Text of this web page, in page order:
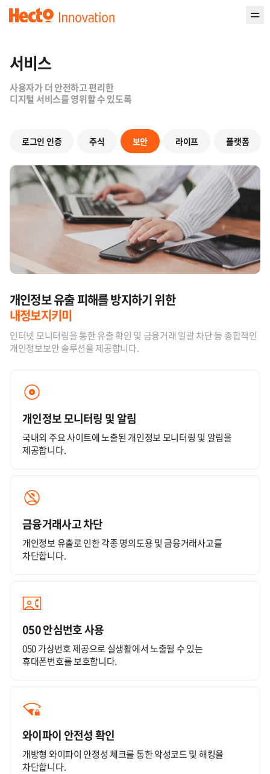
서비스
사용자가 더 안전하고 편리한
디지털 서비스를 영위할 수 있도록
로그인 인증 주식 보안 라이프 플랫폼
개인정보 유출 피해를 방지하기 위한
내정보지키미
인터넷 모니터링을 통한 유출 확인 및 금융거래 일괄 차단 등 종합적인
개인정보보안 솔루션을 제공합니다.
개인정보 모니터링 및 알림
국내외 주요 사이트에 노출된 개인정보 모니터링 및 알림을
제공합니다.
금융거래사고 차단
개인정보 유출로 인한 각종 명의도용 및 금융거래사고를
차단합니다.
050 안심번호 사용
050 가상번호 제공으로 실생활에서 노출될 수 있는
휴대폰번호를 보호합니다.
와이파이 안전성 확인
개방형 와이파이 안정성 체크를 통한 악성코드 및 해킹을
차단합니다.